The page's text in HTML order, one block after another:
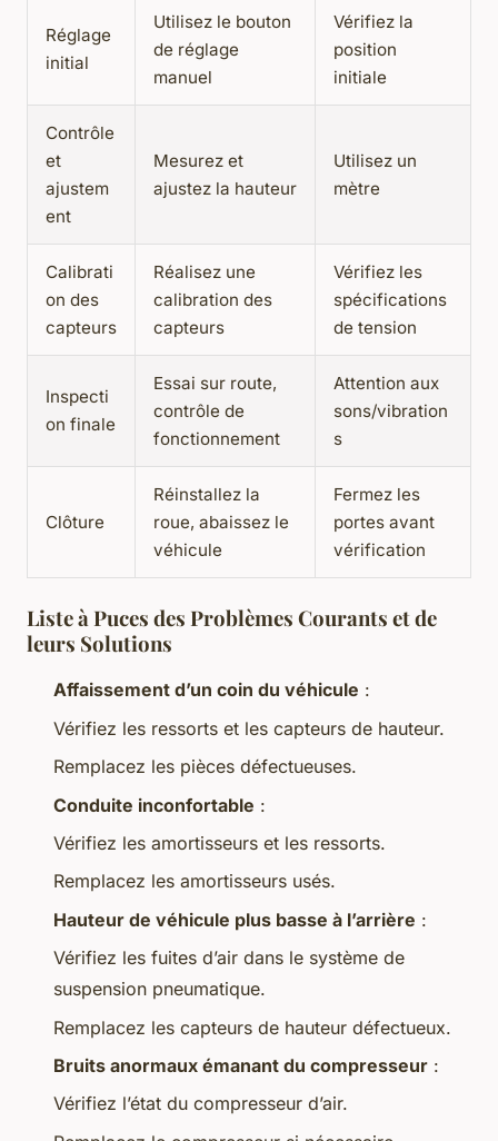
Réglage
initial
Utilisez le bouton
de réglage
manuel
Vérifiez la
position
initiale
Contrôle
et
ajustem
ent
Mesurez et
ajustez la hauteur
Utilisez un
mètre
Calibrati
on des
capteurs
Réalisez une
calibration des
capteurs
Vérifiez les
spécifications
de tension
Inspecti
on finale
Essai sur route,
contrôle de
fonctionnement
Attention aux
sons/vibration
s
Clôture
Réinstallez la
roue, abaissez le
véhicule
Fermez les
portes avant
vérification
Liste à Puces des Problèmes Courants et de
leurs Solutions
Affaissement d’un coin du véhicule :
Vérifiez les ressorts et les capteurs de hauteur.
Remplacez les pièces défectueuses.
Conduite inconfortable :
Vérifiez les amortisseurs et les ressorts.
Remplacez les amortisseurs usés.
Hauteur de véhicule plus basse à l’arrière :
Vérifiez les fuites d’air dans le système de
suspension pneumatique.
Remplacez les capteurs de hauteur défectueux.
Bruits anormaux émanant du compresseur :
Vérifiez l’état du compresseur d’air.